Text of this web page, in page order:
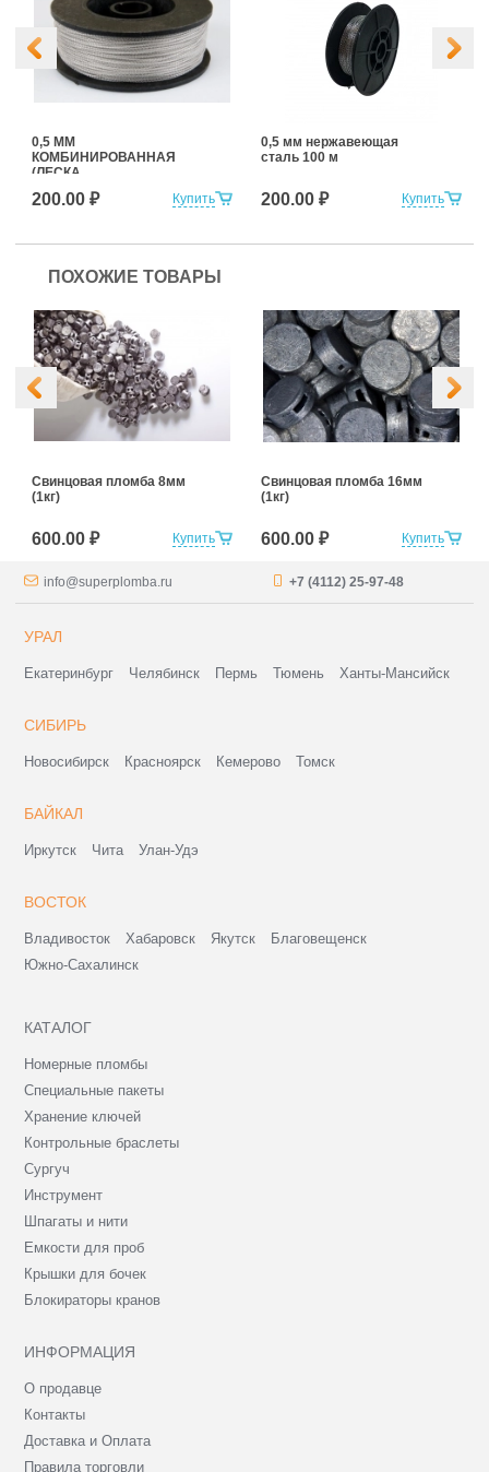
Купить
0,5 ММ
КОМБИНИРОВАННАЯ
(ЛЕСКА
+НЕРЖАВЕЮЩАЯ
СТАЛЬ) 100 м
200.00 ₽ Купить
0,5 мм нержавеющая
сталь 100 м
200.00 ₽
ПОХОЖИЕ ТОВАРЫ
Купить
Свинцовая пломба 8мм
(1кг)
600.00 ₽ Купить
Свинцовая пломба 16мм
(1кг)
600.00 ₽
info@superplomba.ru +7 (4112) 25-97-48
УРАЛ
Екатеринбург Челябинск Пермь Тюмень Ханты-Мансийск
СИБИРЬ
Новосибирск Красноярск Кемерово Томск
БАЙКАЛ
Иркутск Чита Улан-Удэ
ВОСТОК
Владивосток Хабаровск Якутск
Благовещенск
Южно-Сахалинск
КАТАЛОГ
Номерные пломбы
Специальные пакеты
Хранение ключей
Контрольные браслеты
Сургуч
Инструмент
Шпагаты и нити
Емкости для проб
Крышки для бочек
Блокираторы кранов
ИНФОРМАЦИЯ
О продавце
Контакты
Доставка и Оплата
Правила торговли